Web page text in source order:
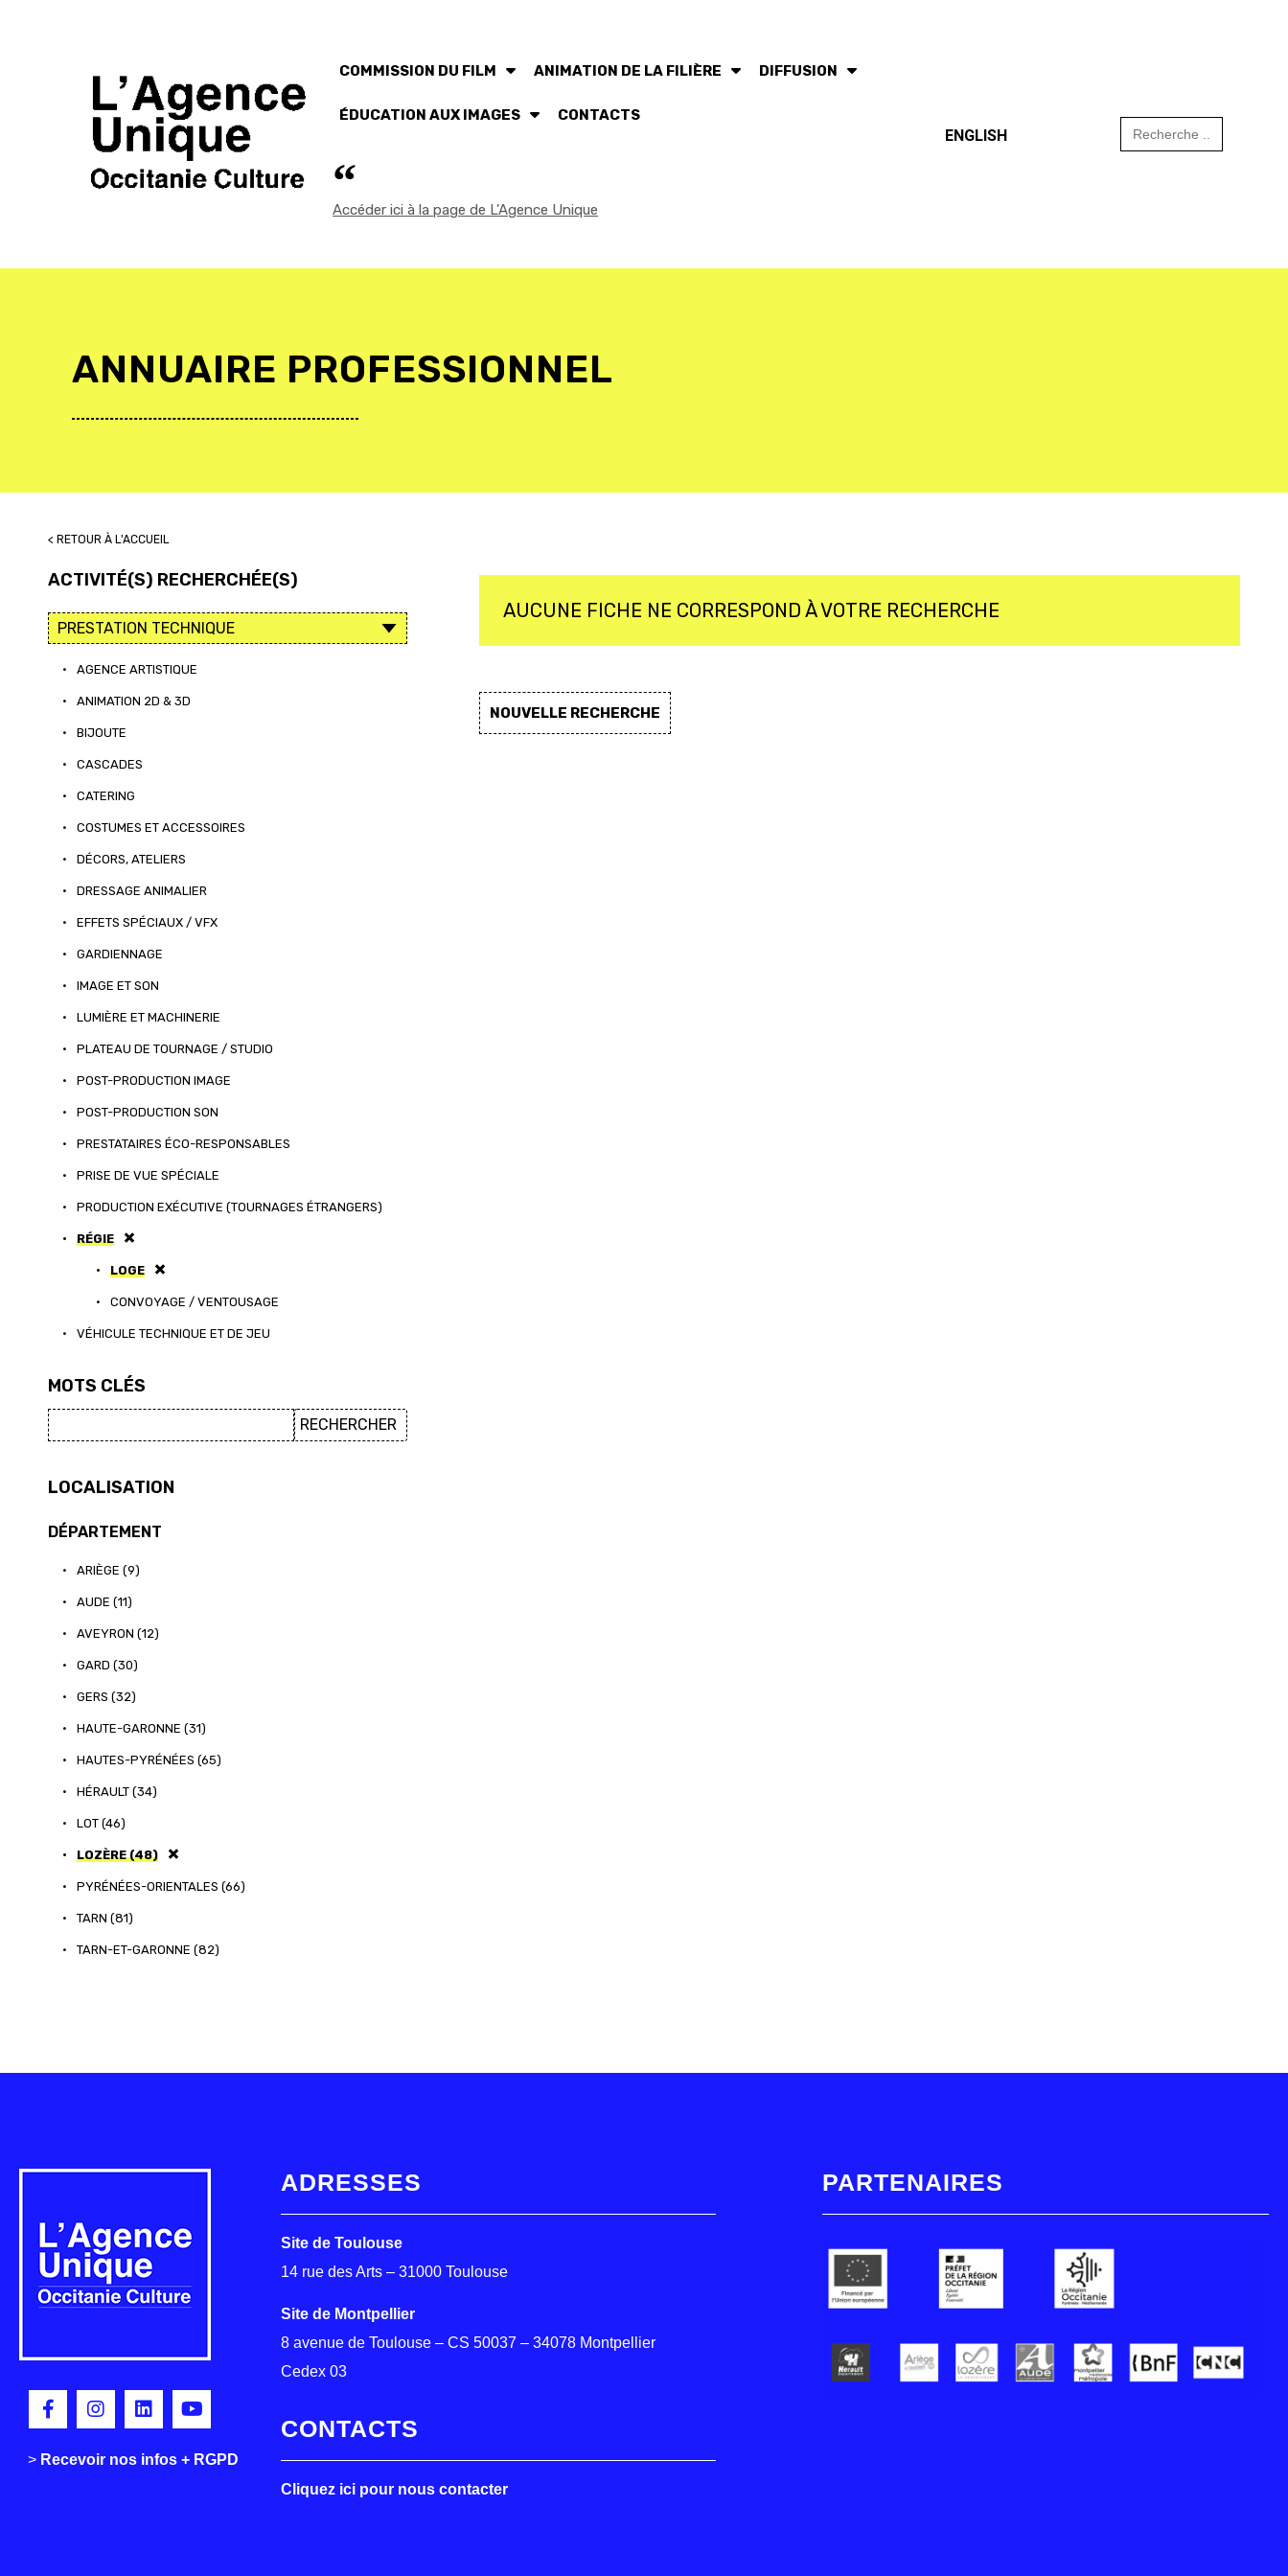
COMMISSION DU FILM ANIMATION DE LA FILIÈRE DIFFUSION
ÉDUCATION AUX IMAGES CONTACTS
Accéder ici à la page de L'Agence Unique
ENGLISH
Search
for:
ANNUAIRE PROFESSIONNEL
< RETOUR À L'ACCUEIL
ACTIVITÉ(S) RECHERCHÉE(S)
• AGENCE ARTISTIQUE
• ANIMATION 2D & 3D
• BIJOUTE
• CASCADES
• CATERING
• COSTUMES ET ACCESSOIRES
• DÉCORS, ATELIERS
• DRESSAGE ANIMALIER
• EFFETS SPÉCIAUX / VFX
• GARDIENNAGE
• IMAGE ET SON
• LUMIÈRE ET MACHINERIE
• PLATEAU DE TOURNAGE / STUDIO
• POST-PRODUCTION IMAGE
• POST-PRODUCTION SON
• PRESTATAIRES ÉCO-RESPONSABLES
• PRISE DE VUE SPÉCIALE
• PRODUCTION EXÉCUTIVE (TOURNAGES ÉTRANGERS)
• RÉGIE
• LOGE
• CONVOYAGE / VENTOUSAGE
• VÉHICULE TECHNIQUE ET DE JEU
MOTS CLÉS
LOCALISATION
DÉPARTEMENT
• ARIÈGE (9)
• AUDE (11)
• AVEYRON (12)
• GARD (30)
• GERS (32)
• HAUTE-GARONNE (31)
• HAUTES-PYRÉNÉES (65)
• HÉRAULT (34)
• LOT (46)
• LOZÈRE (48)
• PYRÉNÉES-ORIENTALES (66)
• TARN (81)
• TARN-ET-GARONNE (82)
AUCUNE FICHE NE CORRESPOND À VOTRE RECHERCHE
NOUVELLE RECHERCHE
> Recevoir nos infos + RGPD
ADRESSES
Site de Toulouse
14 rue des Arts – 31000 Toulouse
Site de Montpellier
8 avenue de Toulouse – CS 50037 – 34078 Montpellier
Cedex 03
CONTACTS
Cliquez ici pour nous contacter
PARTENAIRES